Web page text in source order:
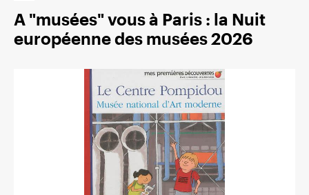
A "musées" vous à Paris : la Nuit
européenne des musées 2026